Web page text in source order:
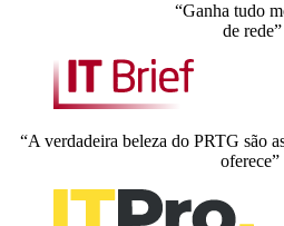
“Ganha tudo
de rede”
“A verdadeira beleza do PRTG são
oferece”